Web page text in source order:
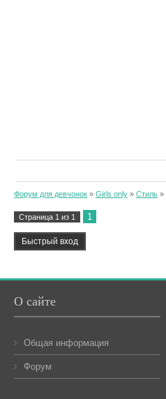
Форум для девчонок » Girls only » Стиль »
Страница 1 из 1 1
О сайте
Общая информация
Форум